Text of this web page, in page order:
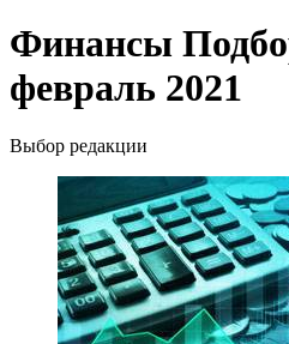
Финансы
февраль 2021
Выбор редакции